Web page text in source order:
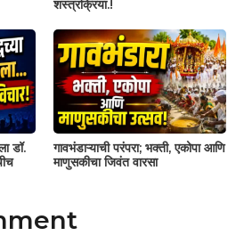
शस्त्रक्रिया.!
डॉ.
गावभंडाऱ्याची परंपरा; भक्ती, एकोपा आणि
माणुसकीचा जिवंत वारसा